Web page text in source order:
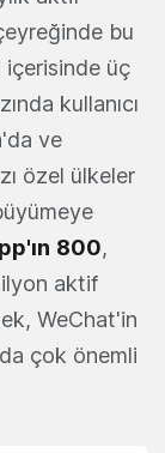
bu
içerisinde üç
kullanıcı
ve
özel ülkeler
800,
aktif
WeChat'in
çok önemli